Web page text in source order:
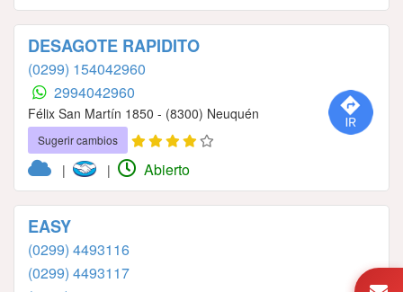
DESAGOTE RAPIDITO
(0299) 154042960
2994042960
Félix San Martín 1850 - (8300) Neuquén
Sugerir cambios
| | Abierto
EASY
(0299) 4493116
(0299) 4493117